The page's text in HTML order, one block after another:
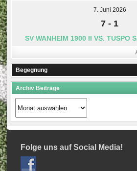
7. Juni 2026
7 - 1
SV WANHEIM 1900 II VS. TUSPO
Begegnung
Archiv Beiträge
Archiv
Beiträge
Folge uns auf Social Media!